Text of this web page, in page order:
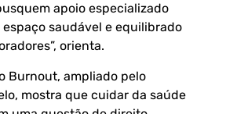
apoio especializado
saudável e equilibrado
orienta.
Burnout, ampliado pelo
mostra que cuidar da saúde